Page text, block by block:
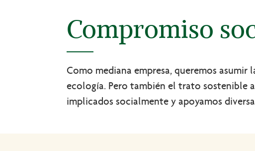
Compromiso
Como mediana empresa, queremos
ecología. Pero también el trato sostenible
implicados socialmente y apoyamos